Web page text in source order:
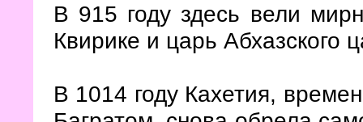
В 915 году здесь вели
Квирике и царь Абхазского
В 1014 году Кахетия,